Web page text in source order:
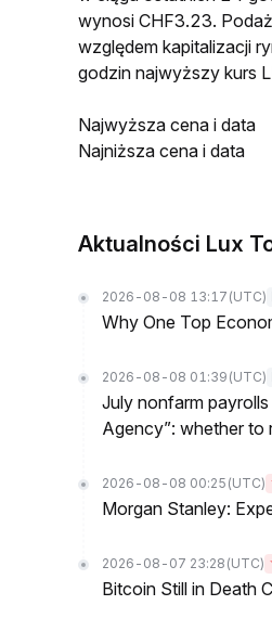
wynosi CHF3.23.
względem kapitalizacji
godzin najwyższy kurs
Najwyższa cena i data
Najniższa cena i data
Aktualności Lux
2026-08-08 13:17 (UTC)
Why One Top
2026-08-08 01:39 (UTC)
July nonfarm
Agency”: whether to
2026-08-08 00:25 (UTC)
Morgan Stanley:
2026-08-07 23:28 (UTC)
Bitcoin Still in Death